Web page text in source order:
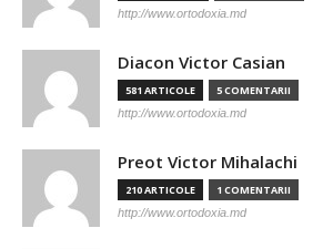
http://www.ortodoxia.md
Diacon Victor Casian
581 ARTICOLE 5 COMENTARII
http://www.ortodoxia.md
Preot Victor Mihalachi
210 ARTICOLE 1 COMENTARII
http://www.ortodoxia.md